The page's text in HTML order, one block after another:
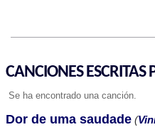
CANCIONES ESCRITAS
Se ha encontrado una canción.
Dor de uma saudade (